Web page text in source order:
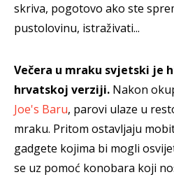
skriva, pogotovo ako ste
pustolovinu, istraživati...
Večera u mraku svjetski je
hrvatskoj verziji. Nakon
Joe's Baru, parovi ulaze u
mraku. Pritom ostavljaju
gadgete kojima bi mogli
se uz pomoć konobara koji